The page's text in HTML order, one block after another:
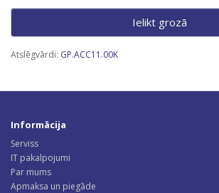
Ielikt grozā
Atslēgvārdi: GP.ACC11.00K
Informācija
Serviss
IT pakalpojumi
Par mums
Apmaksa un piegāde